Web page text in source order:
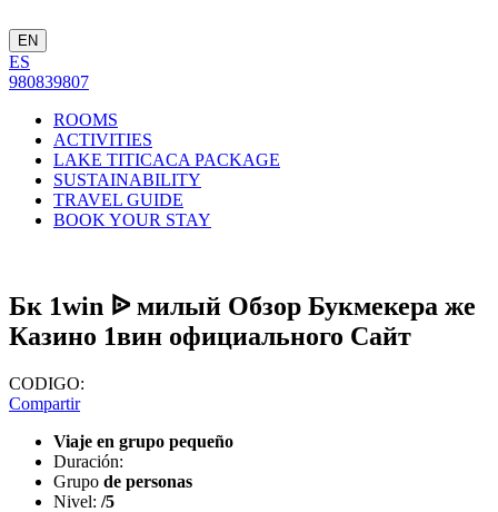
EN
ES
980839807
ROOMS
ACTIVITIES
LAKE TITICACA PACKAGE
SUSTAINABILITY
TRAVEL GUIDE
BOOK YOUR STAY
Бк 1win ᐉ милый Обзор Букмекера же
Казино 1вин официального Сайт
CODIGO:
Compartir
Viaje en grupo pequeño
Duración:
Grupo de personas
Nivel: /5